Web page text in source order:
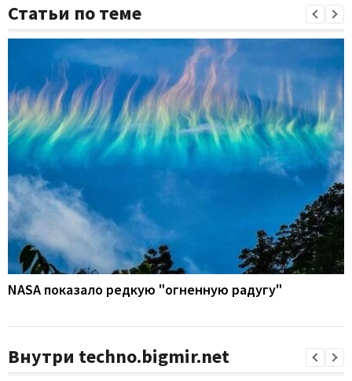
Статьи по теме
NASA показало редкую "огненную радугу"
Внутри techno.bigmir.net